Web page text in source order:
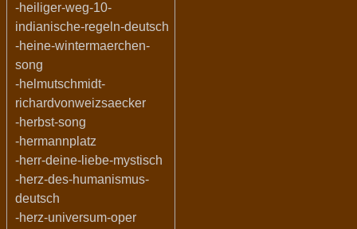
-heiliger-weg-10-
indianische-regeln-deutsch
-heine-wintermaerchen-
song
-helmutschmidt-
richardvonweizsaecker
-herbst-song
-hermannplatz
-herr-deine-liebe-mystisch
-herz-des-humanismus-
deutsch
-herz-universum-oper